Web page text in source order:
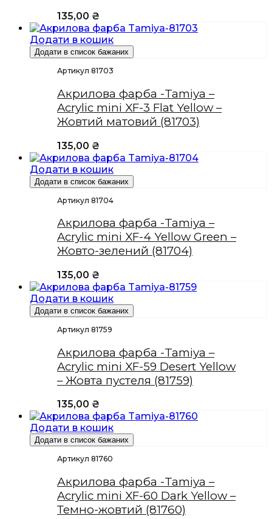
135,00 ₴
Додати в кошик
Додати в список бажаних
Артикул 81703
Акрилова фарба -Tamiya –
Acrylic mini XF-3 Flat Yellow –
Жовтий матовий (81703)
135,00 ₴
Додати в кошик
Додати в список бажаних
Артикул 81704
Акрилова фарба -Tamiya –
Acrylic mini XF-4 Yellow Green –
Жовто-зелений (81704)
135,00 ₴
Додати в кошик
Додати в список бажаних
Артикул 81759
Акрилова фарба -Tamiya –
Acrylic mini XF-59 Desert Yellow
– Жовта пустеля (81759)
135,00 ₴
Додати в кошик
Додати в список бажаних
Артикул 81760
Акрилова фарба -Tamiya –
Acrylic mini XF-60 Dark Yellow –
Темно-жовтий (81760)